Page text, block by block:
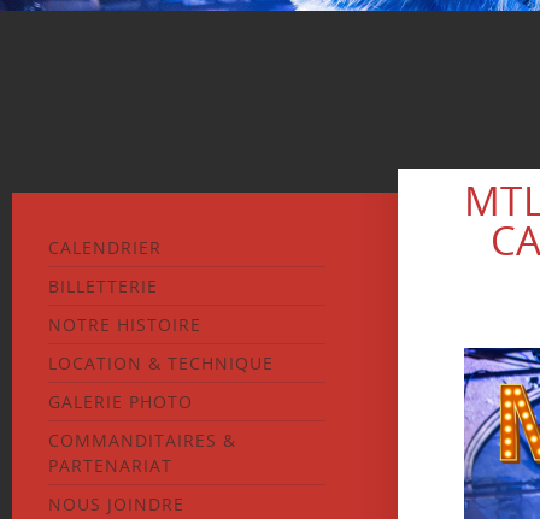
CALENDRIER
BILLETTERIE
NOTRE HISTOIRE
LOCATION & TECHNIQUE
GALERIE PHOTO
COMMANDITAIRES &
PARTENARIAT
NOUS JOINDRE